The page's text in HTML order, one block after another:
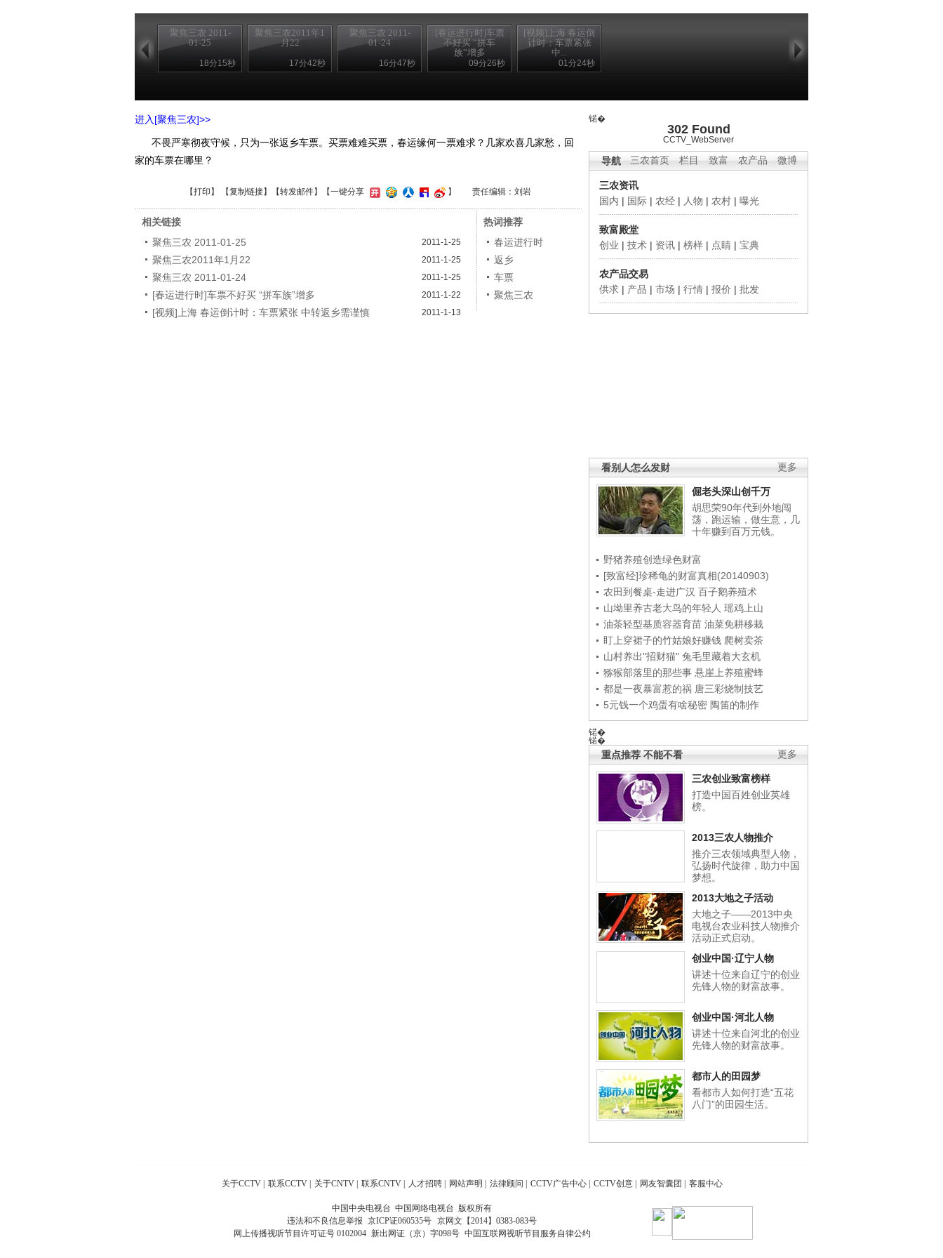
聚焦三农 2011-
01-25
18分15秒
聚焦三农2011年1
月22
17分42秒
聚焦三农 2011-
01-24
16分47秒
[春运进行时]车票
不好买 “拼车
族”增多
09分26秒
[视频]上海 春运倒
计时：车票紧张
中...
01分24秒
锘�
302 Found
CCTV_WebServer
三农首页 栏目 致富 农产品 微博
导航
三农资讯
国内 | 国际 | 农经 | 人物 | 农村 | 曝光
致富殿堂
创业 | 技术 | 资讯 | 榜样 | 点睛 | 宝典
农产品交易
供求 | 产品 | 市场 | 行情 | 报价 | 批发
更多
看别人怎么发财
倔老头深山创千万
胡思荣90年代到外地闯
荡，跑运输，做生意，几
十年赚到百万元钱。
野猪养殖创造绿色财富
[致富经]珍稀龟的财富真相(20140903)
农田到餐桌-走进广汉 百子鹅养殖术
山坳里养古老大鸟的年轻人 瑶鸡上山
油茶轻型基质容器育苗 油菜免耕移栽
盯上穿裙子的竹姑娘好赚钱 爬树卖茶
山村养出"招财猫" 兔毛里藏着大玄机
猕猴部落里的那些事 悬崖上养殖蜜蜂
都是一夜暴富惹的祸 唐三彩烧制技艺
5元钱一个鸡蛋有啥秘密 陶笛的制作
锘�
锘�
更多
重点推荐 不能不看
三农创业致富榜样
打造中国百姓创业英雄
榜。
2013三农人物推介
推介三农领域典型人物，
弘扬时代旋律，助力中国
梦想。
2013大地之子活动
大地之子——2013中央
电视台农业科技人物推介
活动正式启动。
创业中国·辽宁人物
讲述十位来自辽宁的创业
先锋人物的财富故事。
创业中国·河北人物
讲述十位来自河北的创业
先锋人物的财富故事。
都市人的田园梦
看都市人如何打造“五花
八门”的田园生活。
进入[聚焦三农]>>
不畏严寒彻夜守候，只为一张返乡车票。买票难难买票，春运缘何一票难求？几家欢喜几家愁，回
家的车票在哪里？
【打印 】 【复制链接】【转发邮件】 【一键分享 】 责任编辑：刘岩
相关链接
聚焦三农 2011-01-25
2011-1-25
聚焦三农2011年1月22 2011-1-25
聚焦三农 2011-01-24 2011-1-25
[春运进行时]车票不好买 “拼车族”增多 2011-1-22
[视频]上海 春运倒计时：车票紧张 中转返乡需谨慎 2011-1-13
热词推荐
春运进行时
返乡
车票
聚焦三农
关于CCTV 联系CCTV 关于CNTV 联系CNTV 人才招聘 网站声明 法律顾问 CCTV广告中心 CCTV创意 网友智囊团 客服中心
中国中央电视台 中国网络电视台 版权所有
违法和不良信息举报 京ICP证060535号
京网文【2014】0383-083号
网上传播视听节目许可证号 0102004 新出网证（京）字098号 中国互联网视听节目服务自律公约